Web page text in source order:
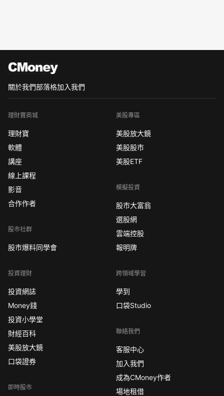
關於我們部落格加入我們
理財寶商城
理財寶
軟體
講座
線上課程
影音
合作作者
股市社群
股市爆料同學會
投資理財
投資網誌
Money錢
投資小學堂
財經百科
美股放大鏡
口袋證券
即時股市
美股專區
美股放大鏡
美股股市
美股ETF
模擬投資
股市大富翁
選股網
雲端控股
報明牌
跨領域學習
學到
口袋Studio
聯絡我們
客服中心
加入我們
成為CMoney作者
場地租借